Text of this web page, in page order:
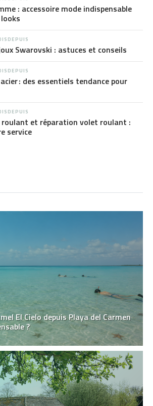
: accessoire mode indispensable
Swarovski : astuces et conseils
: des essentiels tendance pour
roulant et réparation volet roulant :
service
El Cielo depuis Playa del Carmen
?